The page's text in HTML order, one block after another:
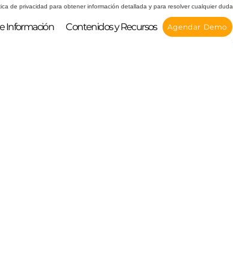
Información Contenidos y Recursos Agendar Demo
de privacidad para obtener información detallada y para resolver cualquier duda.